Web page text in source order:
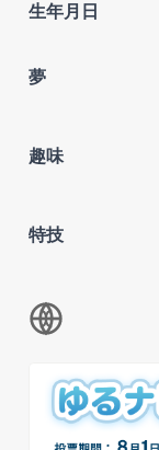
生年月日
夢
趣味
特技